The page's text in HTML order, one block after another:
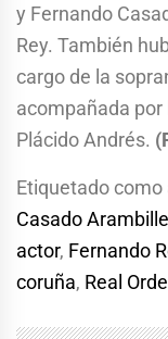
y Fernando
Rey. También
cargo de la
acompañada
Plácido Andrés.
Etiquetado como
Casado
actor, Fernando
coruña, Real